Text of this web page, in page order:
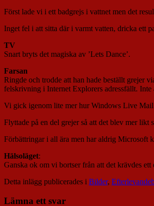
Först lade vi i ett badgrejs i vattnet men det
Inget fel i att sitta där i varmt vatten, dricka ett
TV
Snart bryts det magiska av ’Lets Dance’.
Farsan
Ringde och trodde att han hade beställt grejer
felskrivning i Internet Explorers adressfällt.
Vi gick igenom lite mer hur Windows Live
Flyttade på en del grejer så att det blev mer likt
Förbättringar i all ära men har aldrig Microsoft
Hälsoläget:
Ganska ok om vi bortser från att det krävdes ett
Detta inlägg publicerades i Bilder,
Lämna ett svar